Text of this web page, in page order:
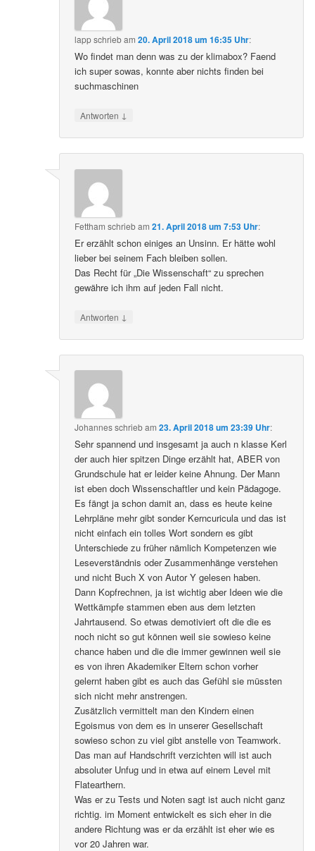
lappschriebam20. April 2018 um 16:35 Uhr:
Wo findet man denn was zu der klimabox? Faend
ich super sowas, konnte aber nichts finden bei
suchmaschinen
Antworten ↓
Fettham schriebam21. April 2018 um 7:53 Uhr:
Er erzählt schon einiges an Unsinn. Er hätte wohl
lieber bei seinem Fach bleiben sollen.
Das Recht für „Die Wissenschaft“ zu sprechen
gewähre ich ihm auf jeden Fall nicht.
Antworten ↓
Johannesschriebam23. April 2018 um 23:39 Uhr:
Sehr spannend und insgesamt ja auch n klasse Kerl
der auch hier spitzen Dinge erzählt hat, ABER von
Grundschule hat er leider keine Ahnung. Der Mann
ist eben doch Wissenschaftler und kein Pädagoge.
Es fängt ja schon damit an, dass es heute keine
Lehrpläne mehr gibt sonder Kerncuricula und das ist
nicht einfach ein tolles Wort sondern es gibt
Unterschiede zu früher nämlich Kompetenzen wie
Leseverständnis oder Zusammenhänge verstehen
und nicht Buch X von Autor Y gelesen haben.
Dann Kopfrechnen, ja ist wichtig aber Ideen wie die
Wettkämpfe stammen eben aus dem letzten
Jahrtausend. So etwas demotiviert oft die die es
noch nicht so gut können weil sie sowieso keine
chance haben und die die immer gewinnen weil sie
es von ihren Akademiker Eltern schon vorher
gelernt haben gibt es auch das Gefühl sie müssten
sich nicht mehr anstrengen.
Zusätzlich vermittelt man den Kindern einen
Egoismus von dem es in unserer Gesellschaft
sowieso schon zu viel gibt anstelle von Teamwork.
Das man auf Handschrift verzichten will ist auch
absoluter Unfug und in etwa auf einem Level mit
Flatearthern.
Was er zu Tests und Noten sagt ist auch nicht ganz
richtig. im Moment entwickelt es sich eher in die
andere Richtung was er da erzählt ist eher wie es
vor 20 Jahren war.